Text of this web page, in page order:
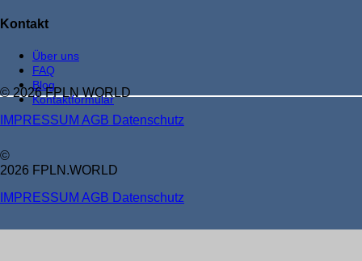
Kontakt
Über uns
FAQ
Blog
Kontaktformular
© 2026 FPLN WORLD
IMPRESSUM AGB Datenschutz
©
2026 FPLN.WORLD
IMPRESSUM AGB Datenschutz